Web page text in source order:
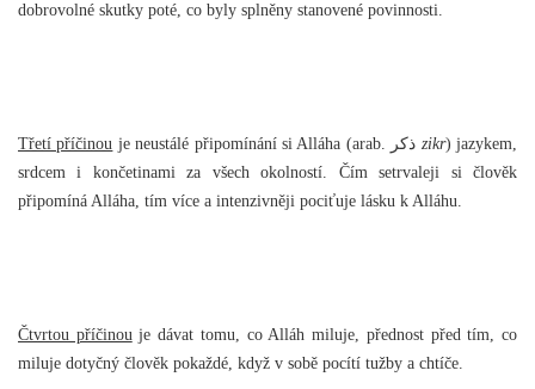
dobrovolné skutky poté, co byly splněny stanovené povinnosti.
Třetí příčinou zikr) jazykem,
srdcem i končetinami za všech okolností. Čím setrvaleji si člověk
připomíná Alláha, tím více a intenzivněji pociťuje lásku k Alláhu.
Čtvrtou příčinouje dávat tomu, co Alláh miluje, přednost před tím, co
miluje dotyčný člověk pokaždé, když v sobě pocítí tužby a chtíče.